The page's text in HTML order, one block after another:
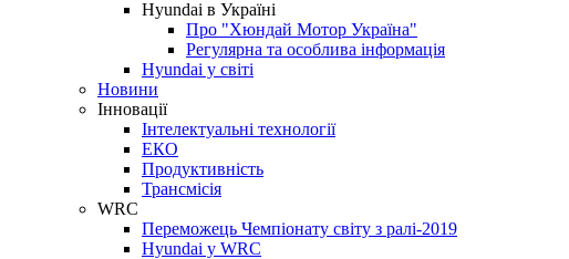
Hyundai в Україні
Про "Хюндай Мотор Україна"
Регулярна та особлива інформація
Hyundai у світі
Новини
Інновації
Інтелектуальні технології
ЕКО
Продуктивність
Трансмісія
WRC
Переможець Чемпіонату світу з ралі-2019
Hyundai у WRC